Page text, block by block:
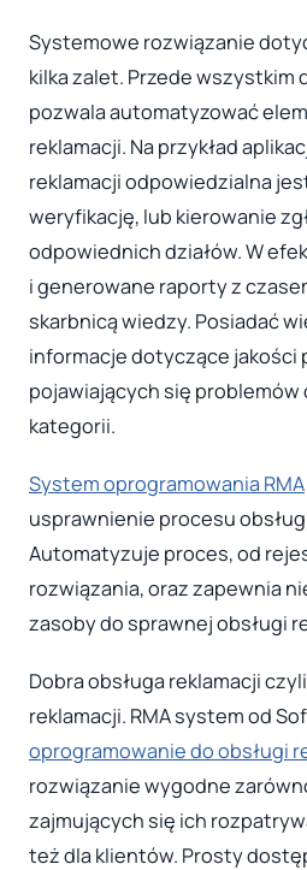
Systemowe rozwiązanie
kilka zalet. Przede wszystkim
pozwala automatyzować
reklamacji. Na przykład
reklamacji odpowiedzialna
weryfikację, lub kierowanie
odpowiednich działów. W
i generowane raporty z
skarbnicą wiedzy. Posiadać
informacje dotyczące jakości
pojawiających się problemów
kategorii.
System oprogramowania RMA
usprawnienie procesu
Automatyzuje proces, od
rozwiązania, oraz zapewnia
zasoby do sprawnej obsługi
Dobra obsługa reklamacji
reklamacji. RMA system od
oprogramowanie do obsługi
rozwiązanie wygodne
zajmujących się ich
też dla klientów. Prosty